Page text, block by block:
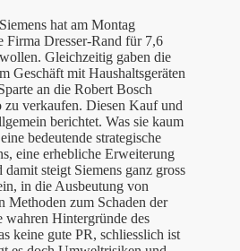
hat am Montag
Firma Dresser-Rand für 7,6
Gleichzeitig gaben die
Geschäft mit Haushaltsgeräten
an die Robert Bosch
verkaufen. Diesen Kauf und
berichtet. Was sie kaum
bedeutende strategische
eine erhebliche Erweiterung
steigt Siemens ganz gross
in die Ausbeutung von
Methoden zum Schaden der
Hintergründe des
keine gute PR, schliesslich ist